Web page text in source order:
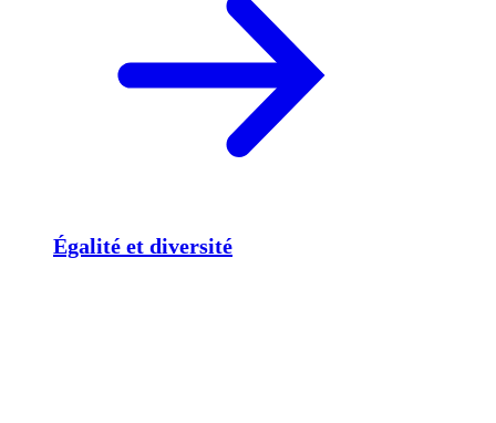
Égalité et diversité